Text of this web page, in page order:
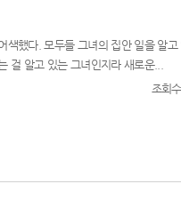
색했다. 모두들 그녀의 집안 일을 알고
걸 알고 있는 그녀인지라 새로운...
조회